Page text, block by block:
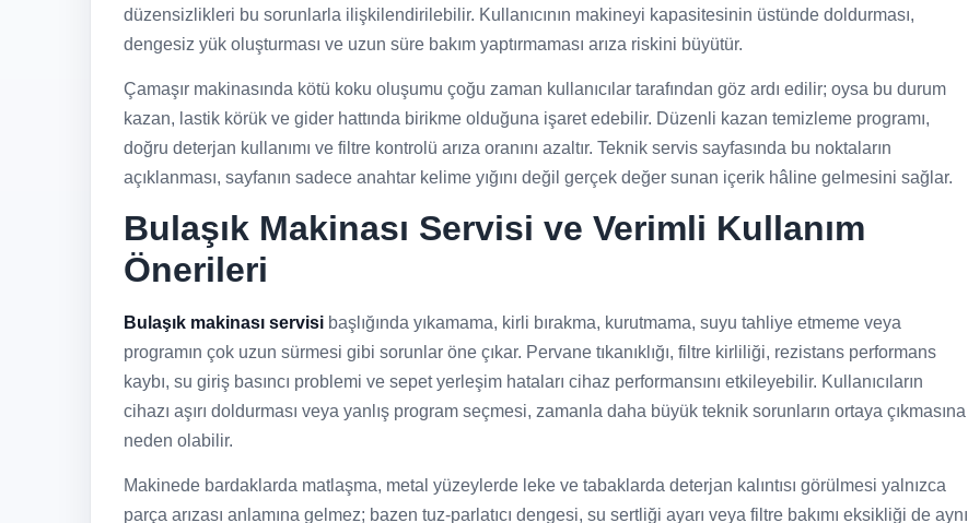
düzensizlikleri bu sorunlarla ilişkilendirilebilir. Kullanıcının makineyi kapasitesinin üstünde doldurması,
dengesiz yük oluşturması ve uzun süre bakım yaptırmaması arıza riskini büyütür.
Çamaşır makinasında kötü koku oluşumu çoğu zaman kullanıcılar tarafından göz ardı edilir; oysa bu durum
kazan, lastik körük ve gider hattında birikme olduğuna işaret edebilir. Düzenli kazan temizleme programı,
doğru deterjan kullanımı ve filtre kontrolü arıza oranını azaltır. Teknik servis sayfasında bu noktaların
açıklanması, sayfanın sadece anahtar kelime yığını değil gerçek değer sunan içerik hâline gelmesini sağlar.
Bulaşık Makinası Servisi ve Verimli Kullanım
Önerileri
Bulaşık makinası servisi başlığında yıkamama, kirli bırakma, kurutmama, suyu tahliye etmeme veya
programın çok uzun sürmesi gibi sorunlar öne çıkar. Pervane tıkanıklığı, filtre kirliliği, rezistans performans
kaybı, su giriş basıncı problemi ve sepet yerleşim hataları cihaz performansını etkileyebilir. Kullanıcıların
cihazı aşırı doldurması veya yanlış program seçmesi, zamanla daha büyük teknik sorunların ortaya çıkmasına
neden olabilir.
Makinede bardaklarda matlaşma, metal yüzeylerde leke ve tabaklarda deterjan kalıntısı görülmesi yalnızca
parça arızası anlamına gelmez; bazen tuz-parlatıcı dengesi, su sertliği ayarı veya filtre bakımı eksikliği de aynı